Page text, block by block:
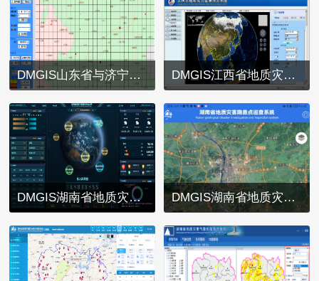
DMGIS山东省与济宁市地质灾害监测预警系统 DMGIS江西省地质灾害监测预警系统
DMGIS湖南省地质灾害数据开发与管理应用系统 DMGIS湖南省地质灾害调查评价与风险管控移动端